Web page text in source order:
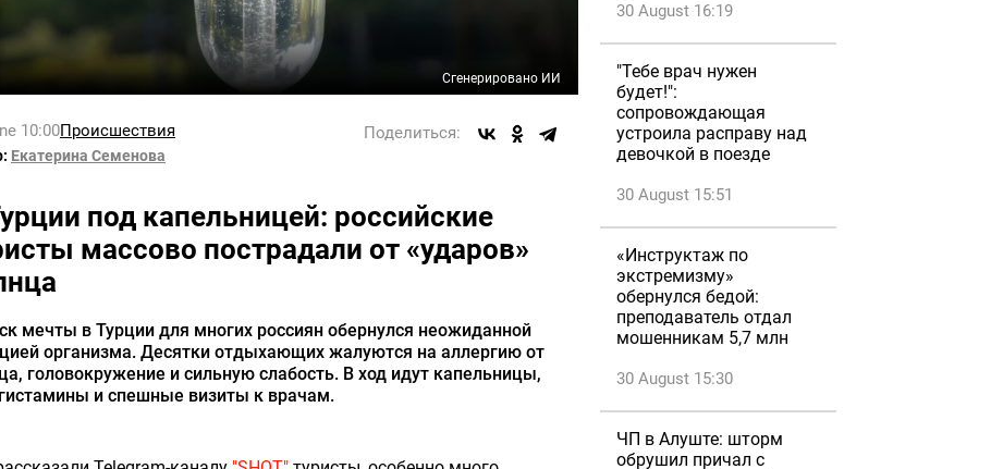
Сгенерировано ИИ
10:00Происшествия Поделиться:
Екатерина Семенова
под капельницей: российские
массово пострадали от «ударов»
мечты в Турции для многих россиян обернулся неожиданной
организма. Десятки отдыхающих жалуются на аллергию от
головокружение и сильную слабость. В ход идут капельницы,
и спешные визиты к врачам.
30 August 16:19
"Тебе врач нужен
будет!":
сопровождающая
устроила расправу над
девочкой в поезде
30 August 15:51
«Инструктаж по
экстремизму»
обернулся бедой:
преподаватель отдал
мошенникам 5,7 млн
30 August 15:30
ЧП в Алуште: шторм
обрушил причал с